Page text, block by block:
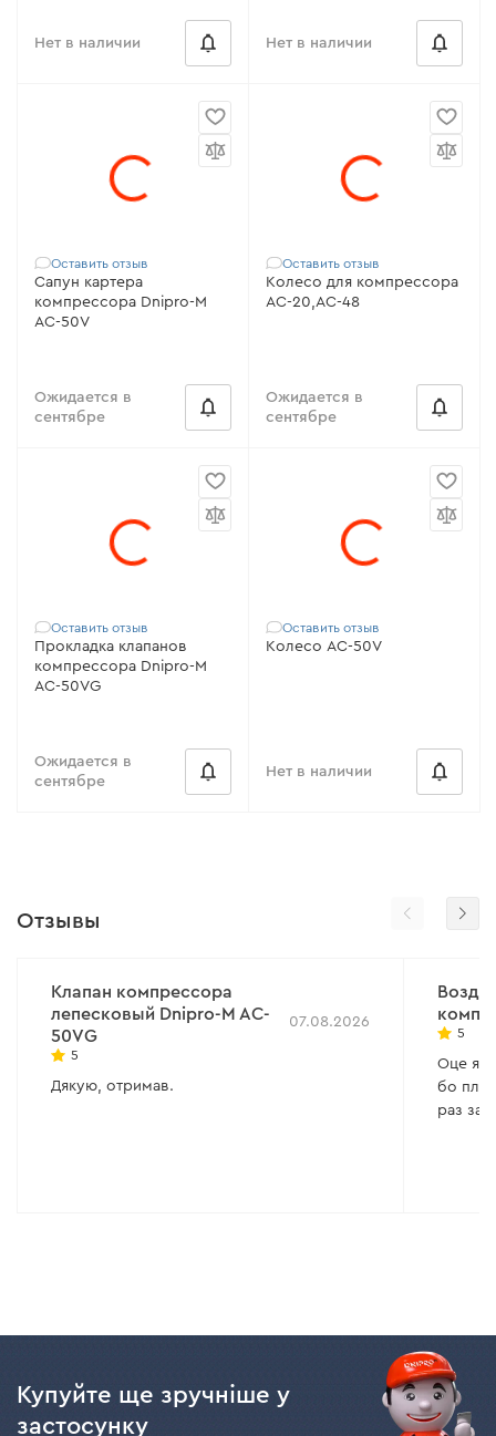
Нет в наличии Нет в наличии
Оставить отзыв
Сапун картера
компрессора Dnipro-M
AC-50V
Ожидается в
сентябре
Оставить отзыв
Колесо для компрессора
AC-20,AC-48
Ожидается в
сентябре
Оставить отзыв
Прокладка клапанов
компрессора Dnipro-M
AC-50VG
Ожидается в
сентябре
Оставить отзыв
Колесо AC-50V
Нет в наличии
Отзывы
Клапан компрессора
лепесковый Dnipro-M AC-
50VG
5
07.08.2026
Дякую, отримав.
5
Оце я
бо
раз
Купуйте ще зручніше у
застосунку